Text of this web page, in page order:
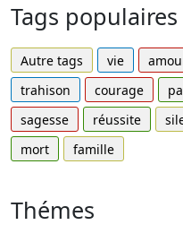
Tags populaires
Autre tags vie
trahison
courage
sagesse
réussite
mort
famille
Thémes